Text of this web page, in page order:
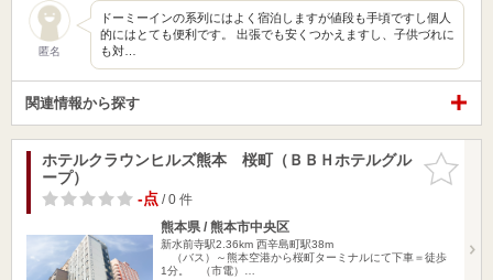
匿名
ドーミーインの系列にはよく宿泊しますが値段も手頃ですし個人
的にはとても便利です。 出張でも安くつかえますし、子供づれに
も対…
関連情報から探す
お気に入
りに追加
ホテルクラウンヒルズ熊本 桜町（ＢＢＨホテルグル
ープ）
-点/ 0 件
熊本県 / 熊本市中央区
新水前寺駅2.36km 西辛島町駅38m
（バス）～熊本空港から桜町ターミナルにて下車＝徒歩
1分。 （市電）…